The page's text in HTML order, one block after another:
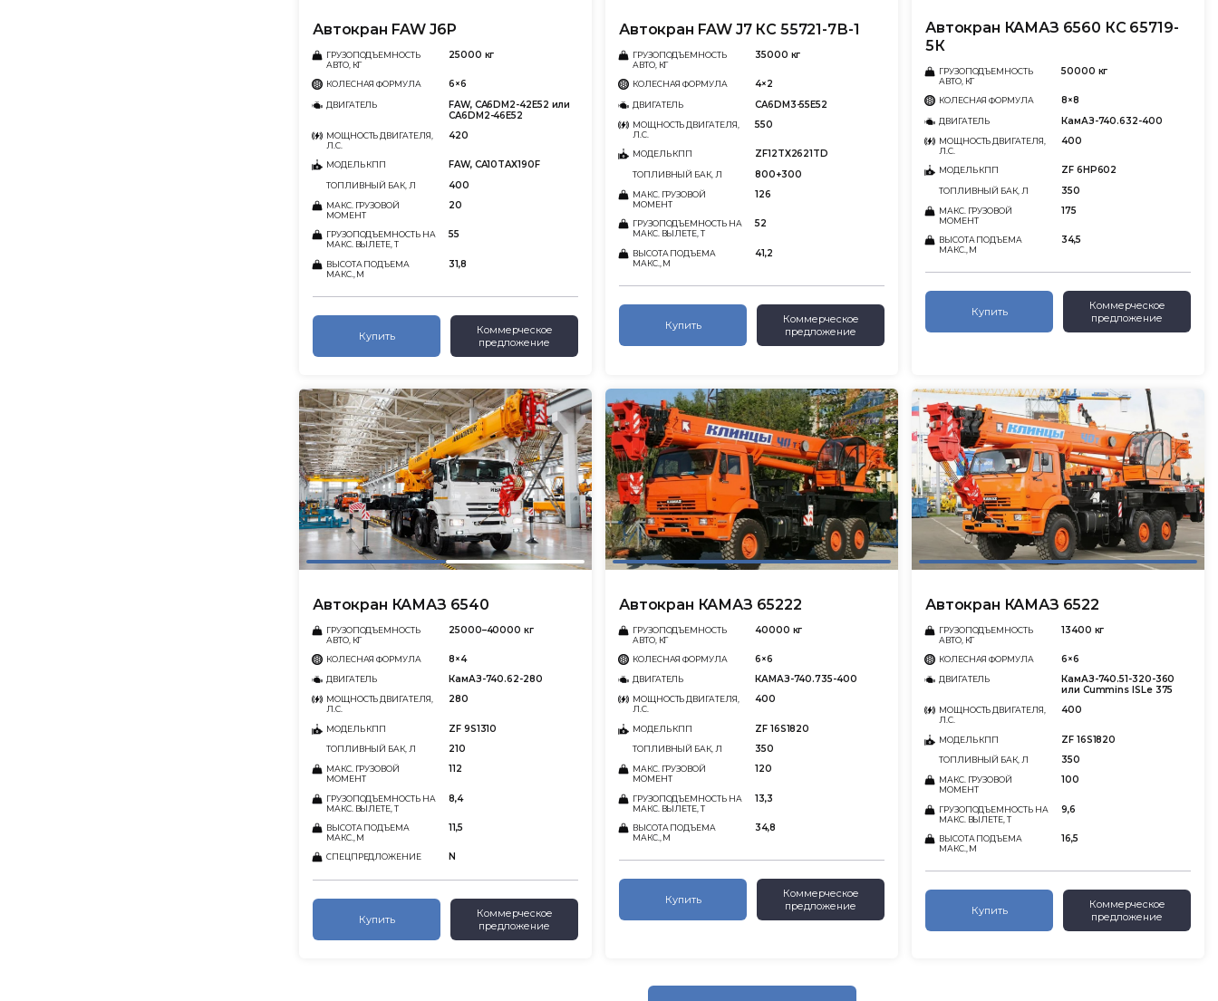
Автокран FAW J6P
ГРУЗОПОДЪЕМНОСТЬ
АВТО, КГ
25000 кг
КОЛЕСНАЯ ФОРМУЛА 6×6
ДВИГАТЕЛЬ
FAW, CA6DM2-42E52 или
CA6DM2-46E52
МОЩНОСТЬ ДВИГАТЕЛЯ,
Л.С.
420
МОДЕЛЬ КПП FAW, CA10TAX190F
ТОПЛИВНЫЙ БАК, Л 400
МАКС. ГРУЗОВОЙ
МОМЕНТ
20
ГРУЗОПОДЪЕМНОСТЬ НА
МАКС. ВЫЛЕТЕ, Т
55
ВЫСОТА ПОДЪЕМА
МАКС., М
31,8
Купить
Коммерческое
предложение
Автокран FAW J7 КС 55721-7В-1
ГРУЗОПОДЪЕМНОСТЬ
АВТО, КГ
35000 кг
КОЛЕСНАЯ ФОРМУЛА 4×2
ДВИГАТЕЛЬ CA6DM3-55E52
МОЩНОСТЬ ДВИГАТЕЛЯ,
Л.С.
550
МОДЕЛЬ КПП ZF12TX2621TD
ТОПЛИВНЫЙ БАК, Л 800+300
МАКС. ГРУЗОВОЙ
МОМЕНТ
126
ГРУЗОПОДЪЕМНОСТЬ НА
МАКС. ВЫЛЕТЕ, Т
52
ВЫСОТА ПОДЪЕМА
МАКС., М
41,2
Купить
Коммерческое
предложение
Автокран КАМАЗ 6560 КС 65719-
5К
ГРУЗОПОДЪЕМНОСТЬ
АВТО, КГ
50000 кг
КОЛЕСНАЯ ФОРМУЛА 8×8
ДВИГАТЕЛЬ КамАЗ-740.632-400
МОЩНОСТЬ ДВИГАТЕЛЯ,
Л.С.
400
МОДЕЛЬ КПП ZF 6HP602
ТОПЛИВНЫЙ БАК, Л 350
МАКС. ГРУЗОВОЙ
МОМЕНТ
175
ВЫСОТА ПОДЪЕМА
МАКС., М
34,5
Купить
Коммерческое
предложение
Автокран КАМАЗ 6540
ГРУЗОПОДЪЕМНОСТЬ
АВТО, КГ
25000–40000 кг
КОЛЕСНАЯ ФОРМУЛА 8×4
ДВИГАТЕЛЬ КамАЗ-740.62-280
МОЩНОСТЬ ДВИГАТЕЛЯ,
Л.С.
280
МОДЕЛЬ КПП ZF 9S1310
ТОПЛИВНЫЙ БАК, Л 210
МАКС. ГРУЗОВОЙ
МОМЕНТ
112
ГРУЗОПОДЪЕМНОСТЬ НА
МАКС. ВЫЛЕТЕ, Т
8,4
ВЫСОТА ПОДЪЕМА
МАКС., М
11,5
СПЕЦПРЕДЛОЖЕНИЕ N
Купить
Коммерческое
предложение
Автокран КАМАЗ 65222
ГРУЗОПОДЪЕМНОСТЬ
АВТО, КГ
40000 кг
КОЛЕСНАЯ ФОРМУЛА 6×6
ДВИГАТЕЛЬ КАМАЗ-740.735-400
МОЩНОСТЬ ДВИГАТЕЛЯ,
Л.С.
400
МОДЕЛЬ КПП ZF 16S1820
ТОПЛИВНЫЙ БАК, Л 350
МАКС. ГРУЗОВОЙ
МОМЕНТ
120
ГРУЗОПОДЪЕМНОСТЬ НА
МАКС. ВЫЛЕТЕ, Т
13,3
ВЫСОТА ПОДЪЕМА
МАКС., М
34,8
Купить
Коммерческое
предложение
Автокран КАМАЗ 6522
ГРУЗОПОДЪЕМНОСТЬ
АВТО, КГ
13400 кг
КОЛЕСНАЯ ФОРМУЛА 6×6
ДВИГАТЕЛЬ
КамАЗ-740.51-320-360
или Cummins ISLe 375
МОЩНОСТЬ ДВИГАТЕЛЯ,
Л.С.
400
МОДЕЛЬ КПП ZF 16S1820
ТОПЛИВНЫЙ БАК, Л 350
МАКС. ГРУЗОВОЙ
МОМЕНТ
100
ГРУЗОПОДЪЕМНОСТЬ НА
МАКС. ВЫЛЕТЕ, Т
9,6
ВЫСОТА ПОДЪЕМА
МАКС., М
16,5
Купить
Коммерческое
предложение